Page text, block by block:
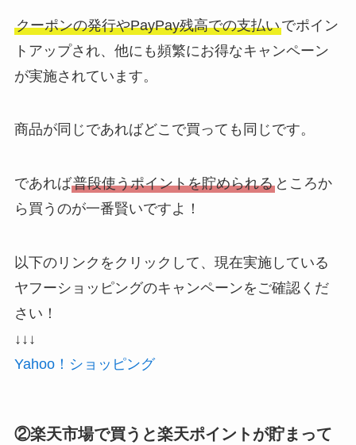
クーポンの発行やPayPay残高での支払いでポイン
トアップされ、他にも頻繁にお得なキャンペーン
が実施されています。
商品が同じであればどこで買っても同じです。
であれば普段使うポイントを貯められるところか
ら買うのが一番賢いですよ！
以下のリンクをクリックして、現在実施している
ヤフーショッピングのキャンペーンをご確認くだ
さい！
↓↓↓
Yahoo！ショッピング
②楽天市場で買うと楽天ポイントが貯まって